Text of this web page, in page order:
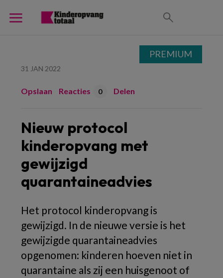
31 JAN 2022
Opslaan Reacties 0 Delen
Nieuw protocol
kinderopvang met
gewijzigd
quarantaineadvies
Het protocol kinderopvang is
gewijzigd. In de nieuwe versie is het
gewijzigde quarantaineadvies
opgenomen: kinderen hoeven niet in
quarantaine als zij een huisgenoot of
PREMIUM